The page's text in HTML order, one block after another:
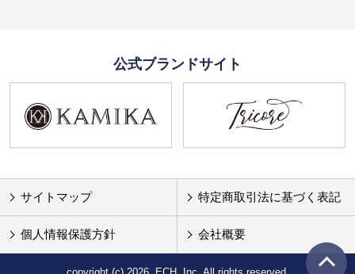
公式ブランドサイト
サイトマップ 特定商取引法に基づく表記
個人情報保護方針 会社概要